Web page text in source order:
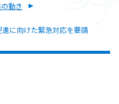
動き
に向けた緊急対応を要請